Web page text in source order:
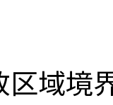
区域境